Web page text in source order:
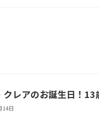
レアのお誕生日！
14日